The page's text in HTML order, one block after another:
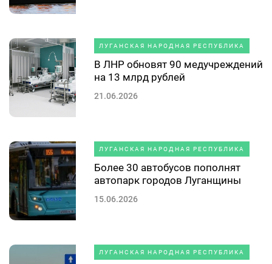
ЛУГАНСКАЯ НАРОДНАЯ РЕСПУБЛИКА
В ЛНР обновят 90 медучреждений
на 13 млрд рублей
21.06.2026
ЛУГАНСКАЯ НАРОДНАЯ РЕСПУБЛИКА
Более 30 автобусов пополнят
автопарк городов Луганщины
15.06.2026
ЛУГАНСКАЯ НАРОДНАЯ РЕСПУБЛИКА